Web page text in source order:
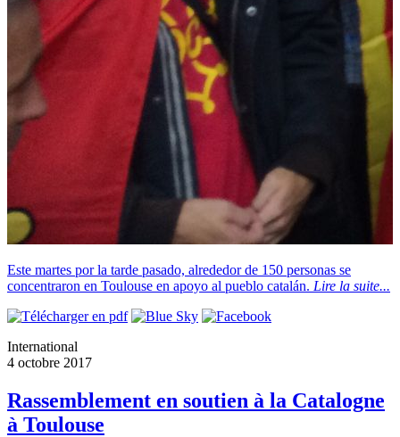
Este martes por la tarde pasado, alrededor de 150 personas se
concentraron en Toulouse en apoyo al pueblo catalán. Lire la suite...
International
4 octobre 2017
Rassemblement en soutien à la Catalogne
à Toulouse